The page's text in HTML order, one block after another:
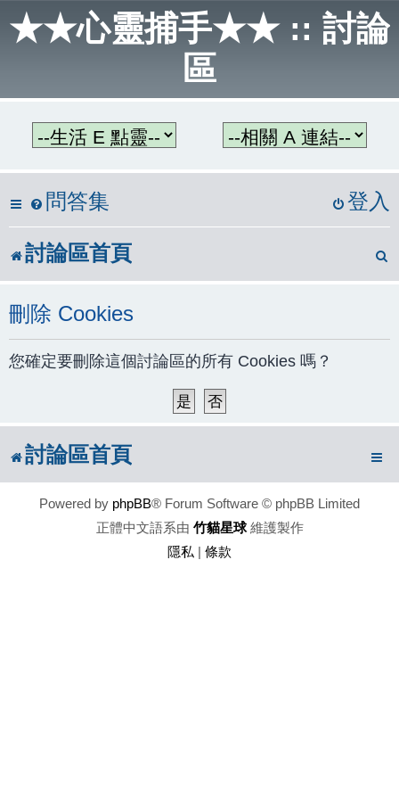
★★心靈捕手★★ :: 討論
區
問答集 登入
討論區首頁
刪除 Cookies
您確定要刪除這個討論區的所有 Cookies 嗎？
討論區首頁
Powered by phpBB® Forum Software © phpBB Limited
正體中文語系由 竹貓星球維護製作
隱私 | 條款